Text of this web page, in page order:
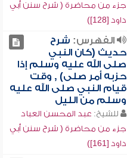
جزء من محاضرة ( شرح سنن أبي
داود [128])
الفهرس: شرح
حديث (كان النبي
صلى الله عليه وسلم إذا
حزبه أمر صلى) , وقت
قيام النبي صلى الله عليه
وسلم من الليل
للشيخ: عبد المحسن العباد
جزء من محاضرة ( شرح سنن أبي
داود [161])